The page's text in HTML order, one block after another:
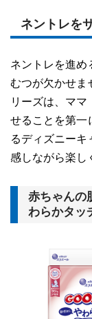
ネントレを
ネントレを進め
むつが欠かせま
リーズは、マ
せることを第一
るディズニーキ
感しながら楽し
赤ちゃんの
わらかタッ